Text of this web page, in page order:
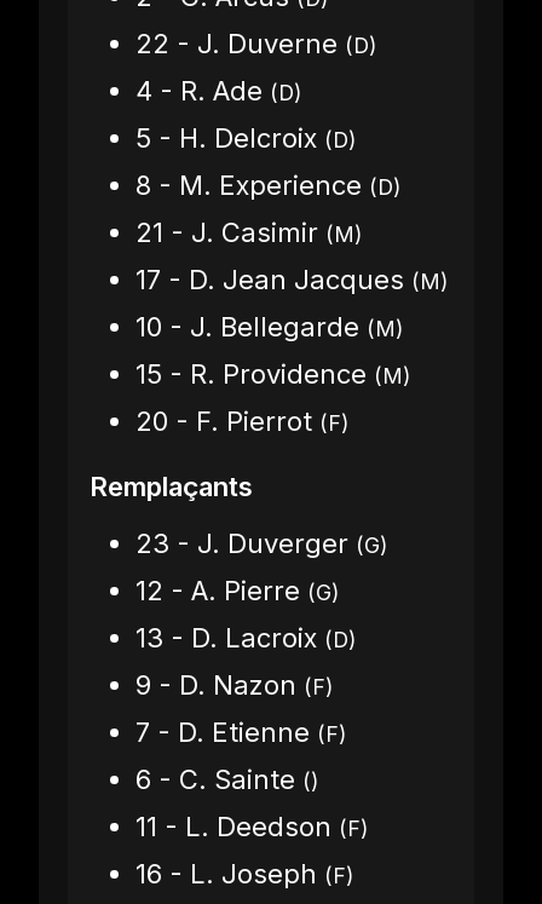
22 - J. Duverne (D)
4 - R. Ade (D)
5 - H. Delcroix (D)
8 - M. Experience (D)
21 - J. Casimir (M)
17 - D. Jean Jacques (M)
10 - J. Bellegarde (M)
15 - R. Providence (M)
20 - F. Pierrot (F)
Remplaçants
23 - J. Duverger (G)
12 - A. Pierre (G)
13 - D. Lacroix (D)
9 - D. Nazon (F)
7 - D. Etienne (F)
6 - C. Sainte ()
11 - L. Deedson (F)
16 - L. Joseph (F)